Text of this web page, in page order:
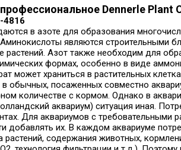
Dennerle Plant
4816
в азоте для образования
являются строительными
растений. Азот также необходим для
формах, особенно в виде
может храниться в растительных
обычных, посаженных совместно
количестве с кормом. Однако в
аквариум) ситуация иная.
Для аквариумов с требовательными
добавлять их. В каждом аквариуме
растений, содержания животных,